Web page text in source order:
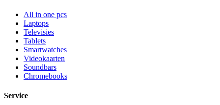
All in one pcs
Laptops
Televisies
Tablets
Smartwatches
Videokaarten
Soundbars
Chromebooks
Service